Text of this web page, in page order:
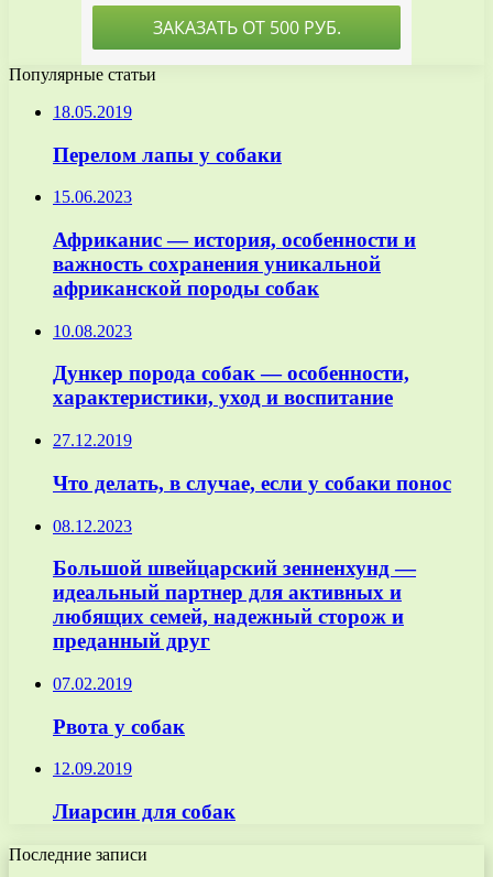
Популярные статьи
18.05.2019
Перелом лапы у собаки
15.06.2023
Африканис — история, особенности и
важность сохранения уникальной
африканской породы собак
10.08.2023
Дункер порода собак — особенности,
характеристики, уход и воспитание
27.12.2019
Что делать, в случае, если у собаки понос
08.12.2023
Большой швейцарский зенненхунд —
идеальный партнер для активных и
любящих семей, надежный сторож и
преданный друг
07.02.2019
Рвота у собак
12.09.2019
Лиарсин для собак
Последние записи